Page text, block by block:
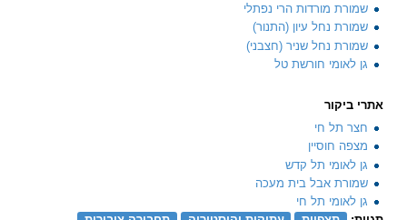
שמורת מורדות הרי נפתלי
שמורת נחל עיון (התנור)
שמורת נחל שניר (חצבני)
גן לאומי חורשת טל
אתרי ביקור
חצר תל חי
מצפה חוסיין
גן לאומי תל קדש
שמורת אבל בית מעכה
גן לאומי תל חי